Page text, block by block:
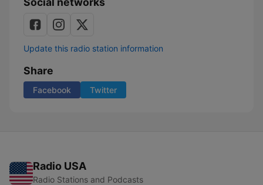
Update this radio station information
Share
Facebook Twitter
Radio USA
Radio Stations and Podcasts